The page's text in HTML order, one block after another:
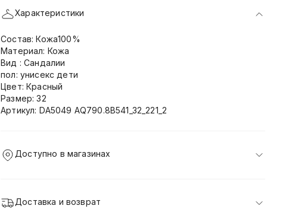
Характеристики
Состав: Кожа100%
Материал: Кожа
Вид : Сандалии
пол: унисекс дети
Цвет: Красный
Размер: 32
Артикул: DA5049 AQ790.8B541_32_221_2
Доступно в магазинах
Доставка и возврат